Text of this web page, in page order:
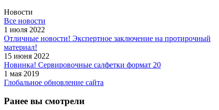
Новости
Все новости
1 июля 2022
Отличные новости! Экспертное заключение на протирочный
материал!
15 июня 2022
Новинка! Сервировочные салфетки формат 20
1 мая 2019
Глобальное обновление сайта
Ранее вы смотрели